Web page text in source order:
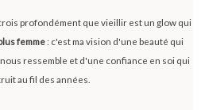
profondément que vieillir est un glow qui
femme: c'est ma vision d'une beauté qui
ressemble et d'une confiance en soi qui
au fil des années.